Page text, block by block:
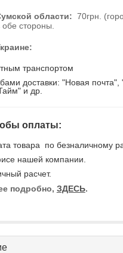
области: 70грн.
обе стороны.
транспортом
доставки: "Новая почта",
и др.
оплаты:
товара по безналичному
нашей компании.
расчет.
подробно, ЗДЕСЬ.